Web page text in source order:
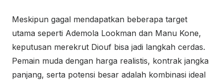
Meskipun gagal mendapatkan beberapa target
utama seperti Ademola Lookman dan Manu Kone,
keputusan merekrut Diouf bisa jadi langkah cerdas.
Pemain muda dengan harga realistis, kontrak jangka
panjang, serta potensi besar adalah kombinasi ideal